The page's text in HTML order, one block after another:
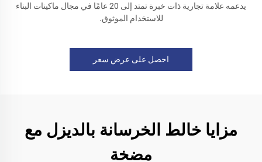
يدعمه علامة تجارية ذات خبرة تمتد إلى 20 عامًا في مجال ماكينات البناء
للاستخدام الموثوق.
احصل على عرض سعر
مزايا خالط الخرسانة بالديزل مع
مضخة